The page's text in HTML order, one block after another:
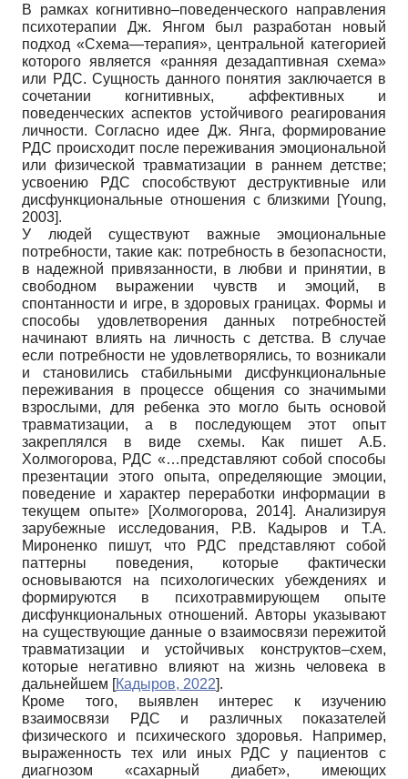
В рамках когнитивно–поведенческого направления
психотерапии Дж. Янгом был разработан новый
подход «Схема—терапия», центральной категорией
которого является «ранняя дезадаптивная схема»
или РДС. Сущность данного понятия заключается в
сочетании когнитивных, аффективных и
поведенческих аспектов устойчивого реагирования
личности. Согласно идее Дж. Янга, формирование
РДС происходит после переживания эмоциональной
или физической травматизации в раннем детстве;
усвоению РДС способствуют деструктивные или
дисфункциональные отношения с близкими
[Young,
2003].
У людей существуют важные эмоциональные
потребности, такие как: потребность в безопасности,
в надежной привязанности, в любви и принятии, в
свободном выражении чувств и эмоций, в
спонтанности и игре, в здоровых границах. Формы и
способы удовлетворения данных потребностей
начинают влиять на личность с детства. В случае
если потребности не удовлетворялись, то возникали
и становились стабильными дисфункциональные
переживания в процессе общения со значимыми
взрослыми, для ребенка это могло быть основой
травматизации, а в последующем этот опыт
закреплялся в виде схемы. Как пишет А.Б.
Холмогорова, РДС «…представляют собой способы
презентации этого опыта, определяющие эмоции,
поведение и характер переработки информации в
текущем опыте»
[Холмогорова, 2014]. Анализируя
зарубежные исследования, Р.В. Кадыров и Т.А.
Мироненко пишут, что РДС представляют собой
паттерны поведения, которые фактически
основываются на психологических убеждениях и
формируются в психотравмирующем опыте
дисфункциональных отношений. Авторы указывают
на существующие данные о взаимосвязи пережитой
травматизации и устойчивых конструктов–схем,
которые негативно влияют на жизнь человека в
дальнейшем [Кадыров, 2022].
Кроме того, выявлен интерес к изучению
взаимосвязи РДС и различных показателей
физического и психического здоровья. Например,
выраженность тех или иных РДС у пациентов с
диагнозом «сахарный диабет», имеющих